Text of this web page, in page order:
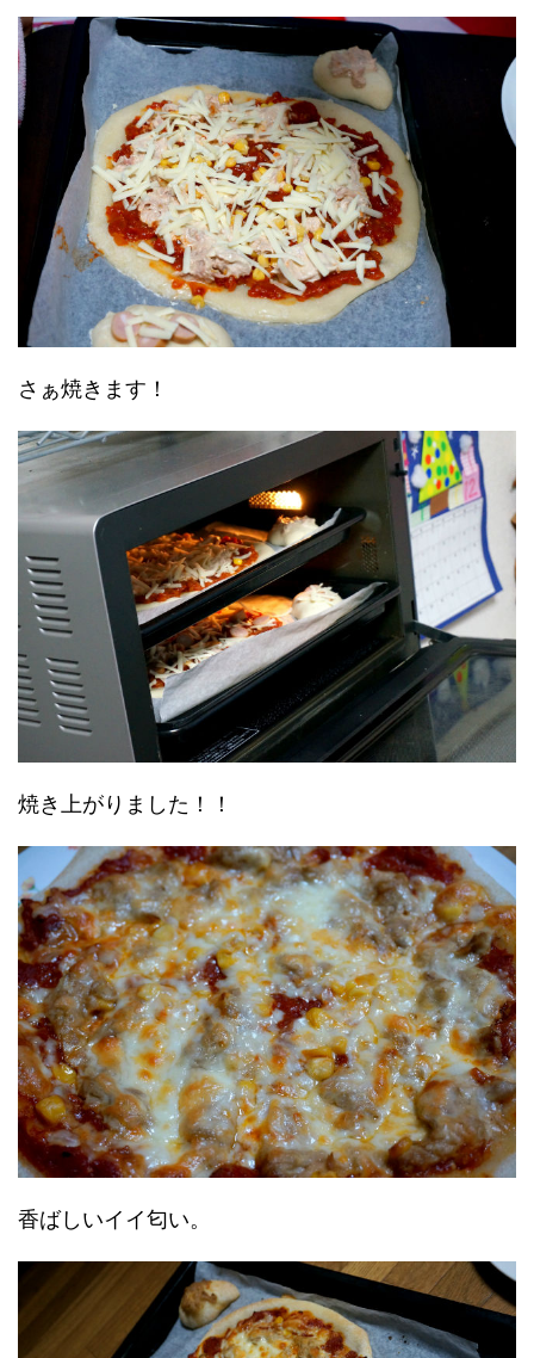
さぁ焼きます！
焼き上がりました！！
香ばしいイイ匂い。